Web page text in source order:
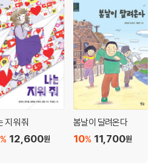
감동과 환희의 순간이
화] 시리즈는 대한민국 출범 이후 1950
위로 각 시대의 중요한 역사적 사건을 생
어린이의 시각으로 풀어낸 장편 동화 시
한국 현대사를 살아내야 했던 사람들의
속에서도 어린이 특유의 웃음과 밝음으
20
54
지워 줘
12,600원
%
봄날이 달려온다
11,700원
10%